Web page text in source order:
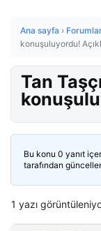
Ana sayfa ›
konuşuluyordu!
Tan
Bu konu 0 yanıt
tarafından
1 yazı